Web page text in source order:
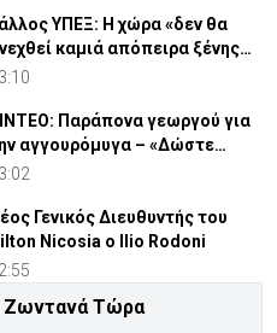
ΥΠΕΞ: Η χώρα «δεν θα
καμιά απόπειρα ξένης
Παράπονα γεωργού για
αγγουρόμυγα – «Δώστε
νέε Υπουργέ»
Γενικός Διευθυντής του
Nicosia ο Ilio Rodoni
ΔΗΣΥ αποχαιρετά τον
Ζωντανά Τώρα